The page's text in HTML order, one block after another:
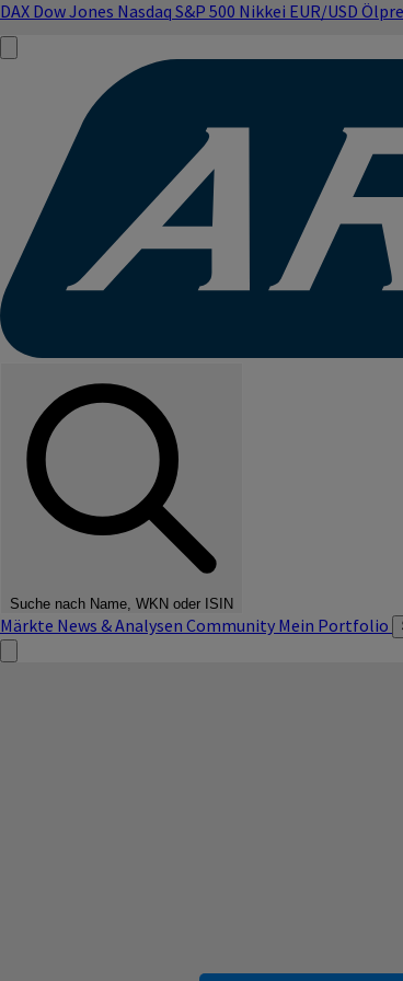
DAX Dow Jones Nasdaq S&P 500 Nikkei EUR/USD
Suche nach Name, WKN oder ISIN
Märkte News & Analysen Community Mein Portfolio